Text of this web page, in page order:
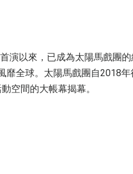
$ 2097.90
演以來，已成為太陽馬戲團
全球。太陽馬戲團自2018
空間的大帳幕揭幕。